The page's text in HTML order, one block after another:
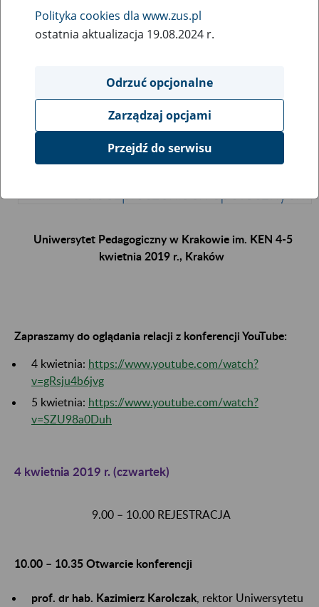
27
marca
2019
Uniwersytet Pedagogiczny w Krakowie im. KEN 4-5
kwietnia 2019 r., Kraków
Zapraszamy do oglądania relacji z konferencji YouTube:
4 kwietnia: https://www.youtube.com/watch?
v=gRsju4b6jvg
5 kwietnia: https://www.youtube.com/watch?
v=SZU98a0Duh
4 kwietnia 2019 r. (czwartek)
9.00 – 10.00 REJESTRACJA
10.00 – 10.35 Otwarcie konferencji
prof. dr hab. Kazimierz Karolczak , rektor Uniwersytetu
Polityka cookies dla www.zus.pl
ostatnia aktualizacja 19.08.2024 r.
Odrzuć opcjonalne
Zarządzaj opcjami
Przejdź do serwisu